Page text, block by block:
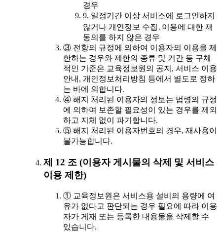
경우
9. 일정기간 이상 서비스에 로그인하지
않거나 개인정보 수집․이용에 대한 재
동의를 하지 않은 경우
③ 전항의 규정에 의하여 이용자의 이용을 제
한하는 경우와 제한의 종류 및 기간 등 구체
적인 기준은 교육정보원의 공지, 서비스 이용
안내, 개인정보처리방침 등에서 별도로 정하
는 바에 의합니다.
④ 해지 처리된 이용자의 정보는 법령의 규정
에 의하여 보존할 필요성이 있는 경우를 제외
하고 지체 없이 파기합니다.
⑤ 해지 처리된 이용자번호의 경우, 재사용이
불가능합니다.
제 12 조 (이용자 게시물의 삭제 및 서비스
이용 제한)
① 교육정보원은 서비스용 설비의 용량에 여
유가 없다고 판단되는 경우 필요에 따라 이용
자가 게재 또는 등록한 내용물을 삭제할 수
있습니다.